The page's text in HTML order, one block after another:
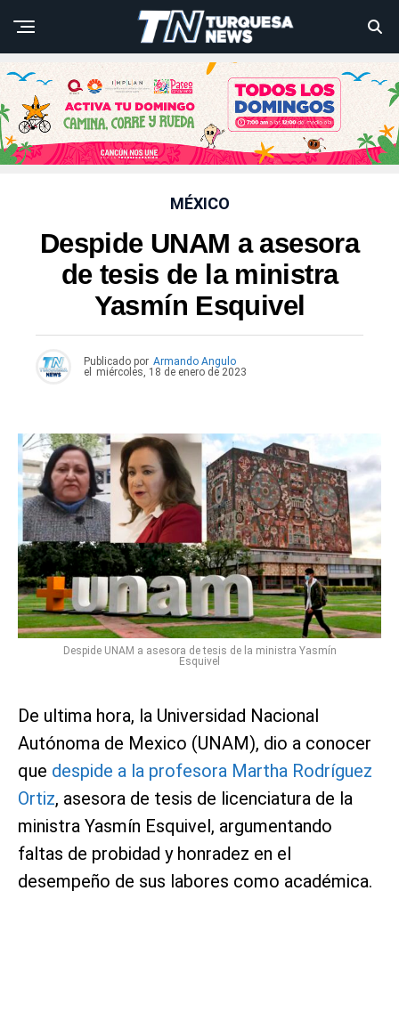
MÉXICO
Despide UNAM a asesora
de tesis de la ministra
Yasmín Esquivel
Publicado por Armando Angulo
el
miércoles, 18 de enero de 2023
Despide UNAM a asesora de tesis de la ministra Yasmín
Esquivel
De ultima hora, la Universidad Nacional
Autónoma de Mexico (UNAM), dio a conocer
que despide a la profesora Martha Rodríguez
Ortiz, asesora de tesis de licenciatura de la
ministra Yasmín Esquivel, argumentando
faltas de probidad y honradez en el
desempeño de sus labores como académica.